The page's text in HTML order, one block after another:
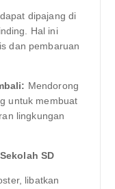
dipajang di
Hal ini
dan pembaruan
Mendorong
untuk membuat
lingkungan
SD
libatkan